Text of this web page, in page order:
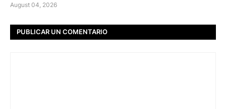
August 04, 2026
PUBLICAR UN COMENTARIO